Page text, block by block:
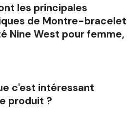
les principales
de Montre-bracelet
Nine West pour femme,
c'est intéressant
produit ?